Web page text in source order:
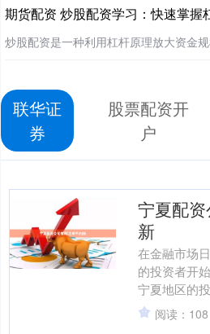
期货配资 炒股配资学习：快速掌握
炒股配资是一种利用杠杆原理放大资金
联华证
券
股票配资开
户
宁夏配
新
在金融市场
的投资者开
宁夏地区的
规、可靠的
实现稳健收
阅读：108